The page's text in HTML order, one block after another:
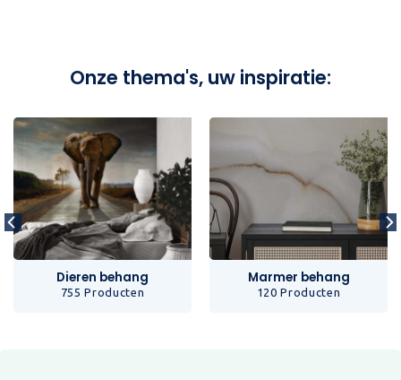
Onze thema's, uw inspiratie:
Dieren behang
755 Producten
Marmer behang
120 Producten